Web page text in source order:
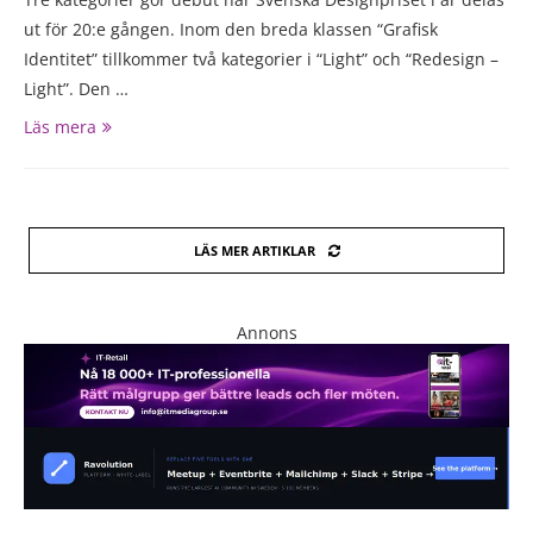
ut för 20:e gången. Inom den breda klassen “Grafisk
Identitet” tillkommer två kategorier i “Light” och “Redesign –
Light”. Den …
Läs mera
LÄS MER ARTIKLAR
Annons